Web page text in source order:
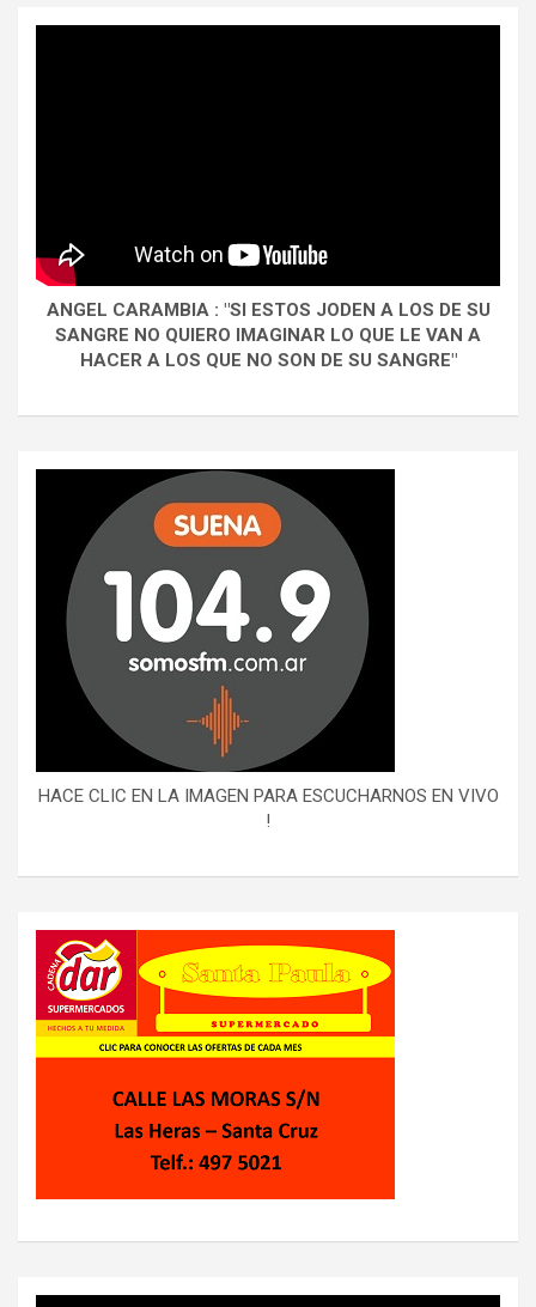
ANGEL CARAMBIA : "SI ESTOS JODEN A LOS DE SU
SANGRE NO QUIERO IMAGINAR LO QUE LE VAN A
HACER A LOS QUE NO SON DE SU SANGRE"
HACE CLIC EN LA IMAGEN PARA ESCUCHARNOS EN VIVO
!